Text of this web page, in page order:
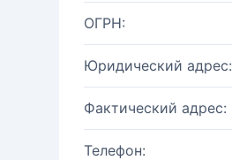
ОГРН:
Юридический адрес:
Фактический адрес:
Телефон: